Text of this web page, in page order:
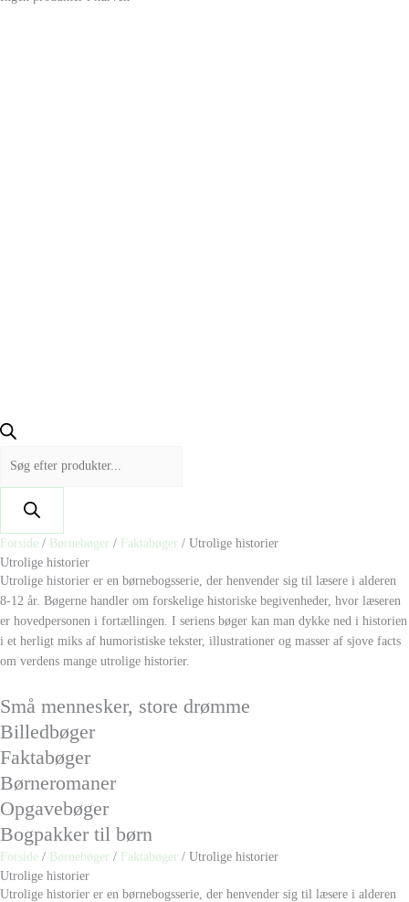
Forside / Børnebøger / Faktabøger / Utrolige historier
Utrolige historier
Utrolige historier er en børnebogsserie, der henvender sig til læsere i alderen
8-12 år. Bøgerne handler om forskelige historiske begivenheder, hvor læseren
er hovedpersonen i fortællingen. I seriens bøger kan man dykke ned i historien
i et herligt miks af humoristiske tekster, illustrationer og masser af sjove facts
om verdens mange utrolige historier.
Små mennesker, store drømme
Billedbøger
Faktabøger
Børneromaner
Opgavebøger
Bogpakker til børn
Forside / Børnebøger / Faktabøger / Utrolige historier
Utrolige historier
Utrolige historier er en børnebogsserie, der henvender sig til læsere i alderen